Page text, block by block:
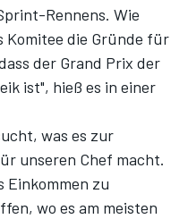
Rennens. Wie
die Gründe für
der Grand Prix der
ist", hieß es in einer
was es zur
unseren Chef macht.
Einkommen zu
wo es am meisten